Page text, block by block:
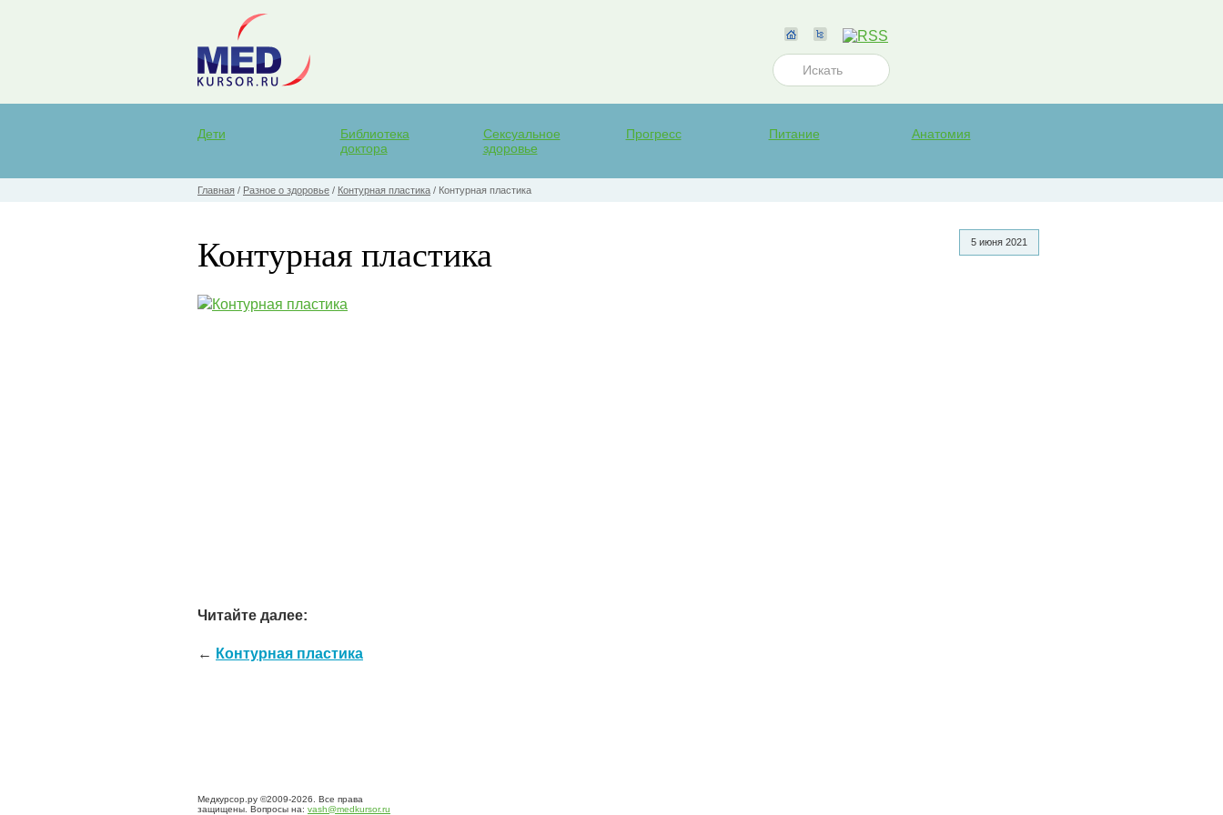
Дети
Библиотека
доктора
Сексуальное
здоровье
Прогресс Питание Анатомия
Главная / Разное о здоровье / Контурная пластика / Контурная пластика
5 июня 2021
Контурная пластика
Читайте далее:
← Контурная пластика
Медкурсор.ру ©2009-2026. Все права
защищены. Вопросы на: vash@medkursor.ru